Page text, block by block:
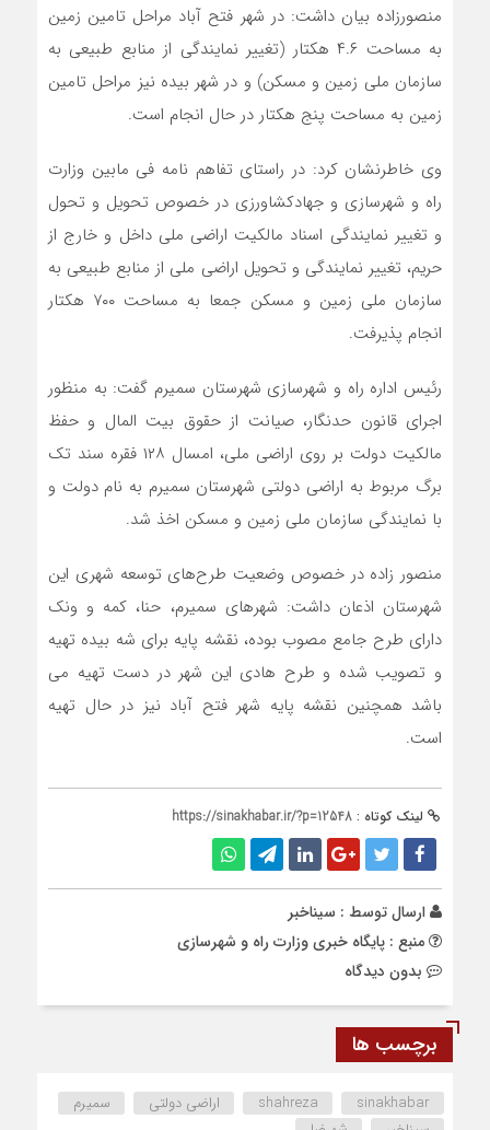
منصورزاده بیان داشت: در شهر فتح آباد مراحل تامین زمین
به مساحت ۴.۶ هکتار (تغییر نمایندگی از منابع طبیعی به
سازمان ملی زمین و مسکن) و در شهر بیده نیز مراحل تامین
زمین به مساحت پنج هکتار در حال انجام است.
وی خاطرنشان کرد: در راستای تفاهم نامه فی مابین وزارت
راه و شهرسازی و جهادکشاورزی در خصوص تحویل و تحول
و تغییر نمایندگی اسناد مالکیت اراضی ملی داخل و خارج از
حریم، تغییر نمایندگی و تحویل اراضی ملی از منابع طبیعی به
سازمان ملی زمین و مسکن جمعا به مساحت ۷۰۰ هکتار
انجام پذیرفت.
رئیس اداره راه و شهرسازی شهرستان سمیرم گفت: به منظور
اجرای قانون حدنگار، صیانت از حقوق بیت المال و حفظ
مالکیت دولت بر روی اراضی ملی، امسال ۱۲۸ فقره سند تک
برگ مربوط به اراضی دولتی شهرستان سمیرم به نام دولت و
با نمایندگی سازمان ملی زمین و مسکن اخذ شد.
منصور زاده در خصوص وضعیت طرح‌های توسعه شهری این
شهرستان اذعان داشت: شهرهای سمیرم، حنا، کمه و ونک
دارای طرح جامع مصوب بوده، نقشه پایه برای شه بیده تهیه
و تصویب شده و طرح هادی این شهر در دست تهیه می
باشد همچنین نقشه پایه شهر فتح آباد نیز در حال تهیه
است.
لینک کوتاه : https://sinakhabar.ir/?p=12548
ارسال توسط : سیناخبر
منبع : پایگاه خبری وزارت راه و شهرسازی
بدون دیدگاه
برچسب ها
shahreza sinakhabar اراضی دولتی
سمیرم